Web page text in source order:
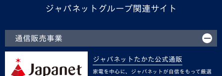
ジャパネットグループ関連サイト
通信販売事業
ジャパネットたかた公式通販
家電を中心に、ジャパネットが自信をもって厳選